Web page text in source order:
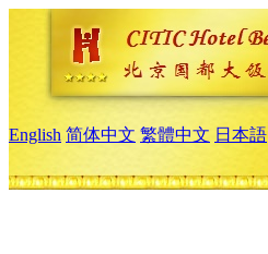
English 简体中文 繁體中文 日本語